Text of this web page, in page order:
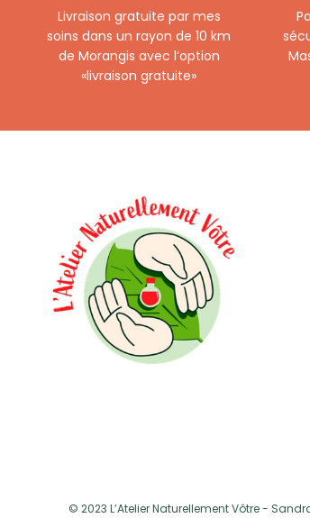
Livraison gratuite par mes
soins dans un rayon de 10 km
de Morangis avec l’option
«livraison gratuite»
© 2023 L’Atelier Naturellement Vôtre -